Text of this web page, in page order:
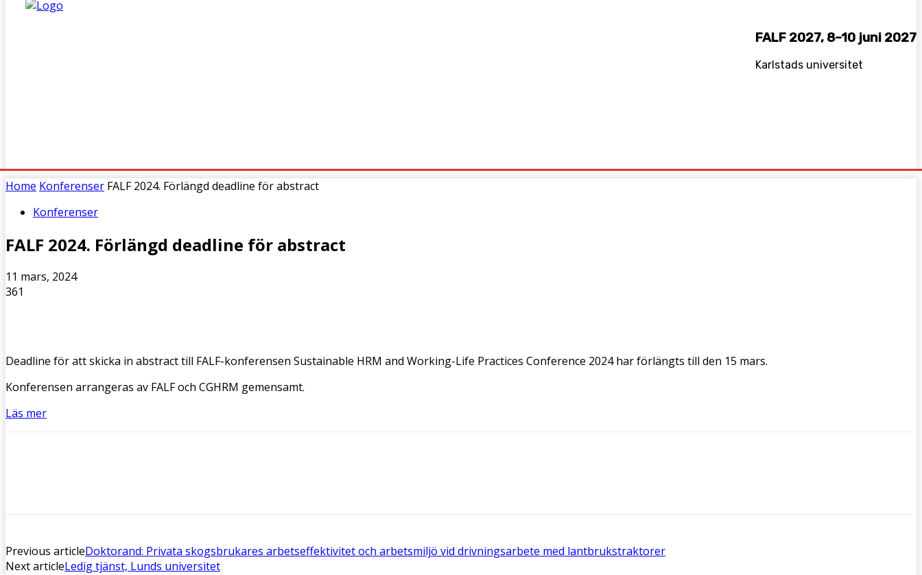
FALF 2027, 8–10 juni 2027
Karlstads universitet
Home Konferenser FALF 2024. Förlängd deadline för abstract
Konferenser
FALF 2024. Förlängd deadline för abstract
11 mars, 2024
361
Deadline för att skicka in abstract till FALF-konferensen Sustainable HRM and Working-Life Practices Conference 2024 har förlängts till den 15 mars.
Konferensen arrangeras av FALF och CGHRM gemensamt.
Läs mer
Previous articleDoktorand: Privata skogsbrukares arbetseffektivitet och arbetsmiljö vid drivningsarbete med lantbrukstraktorer
Next articleLedig tjänst, Lunds universitet